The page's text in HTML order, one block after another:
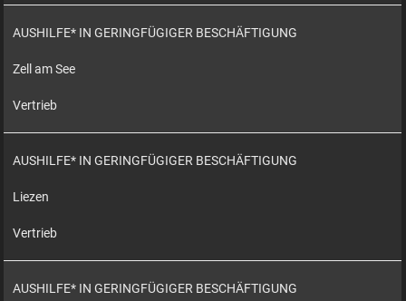
AUSHILFE* IN GERINGFÜGIGER BESCHÄFTIGUNG
Zell am See
Vertrieb
AUSHILFE* IN GERINGFÜGIGER BESCHÄFTIGUNG
Liezen
Vertrieb
AUSHILFE* IN GERINGFÜGIGER BESCHÄFTIGUNG